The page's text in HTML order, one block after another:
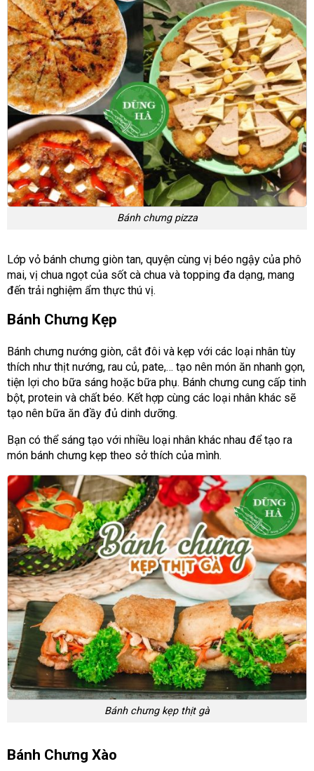
Bánh chưng pizza
Lớp vỏ bánh chưng giòn tan, quyện cùng vị béo ngậy của phô
mai, vị chua ngọt của sốt cà chua và topping đa dạng, mang
đến trải nghiệm ẩm thực thú vị.
Bánh Chưng Kẹp
Bánh chưng nướng giòn, cắt đôi và kẹp với các loại nhân tùy
thích như thịt nướng, rau củ, pate,… tạo nên món ăn nhanh gọn,
tiện lợi cho bữa sáng hoặc bữa phụ. Bánh chưng cung cấp tinh
bột, protein và chất béo. Kết hợp cùng các loại nhân khác sẽ
tạo nên bữa ăn đầy đủ dinh dưỡng.
Bạn có thể sáng tạo với nhiều loại nhân khác nhau để tạo ra
món bánh chưng kẹp theo sở thích của mình.
Bánh chưng kẹp thịt gà
Bánh Chưng Xào